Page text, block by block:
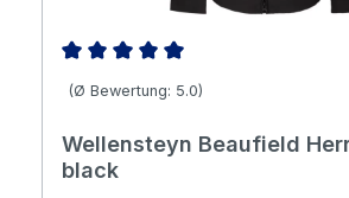
Durchschnittliche Bewertung von 5
(Ø Bewertung: 5.0)
Wellensteyn Beaufield
black